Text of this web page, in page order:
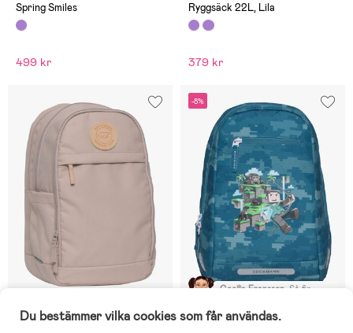
Spring Smiles
499 kr
Ryggsäck 22L, Lila
379 kr
I lager
-8%
I lager
Cecilia Fransson Så fin
älskade den! Perfekt
storlek, väldigt bra
Du bestämmer vilka cookies som får användas.